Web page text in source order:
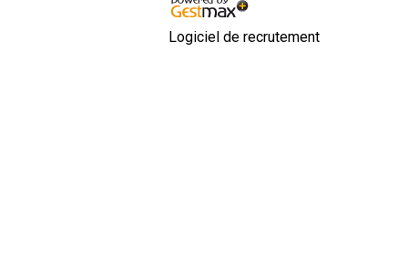
Logiciel de recrutement